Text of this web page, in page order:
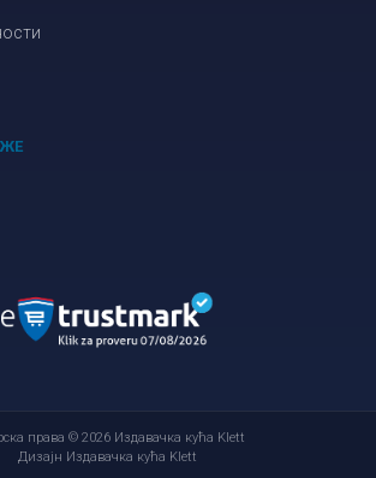
права © 2026 Издавачка кућа Klett
Дизајн Издавачка кућа Klett